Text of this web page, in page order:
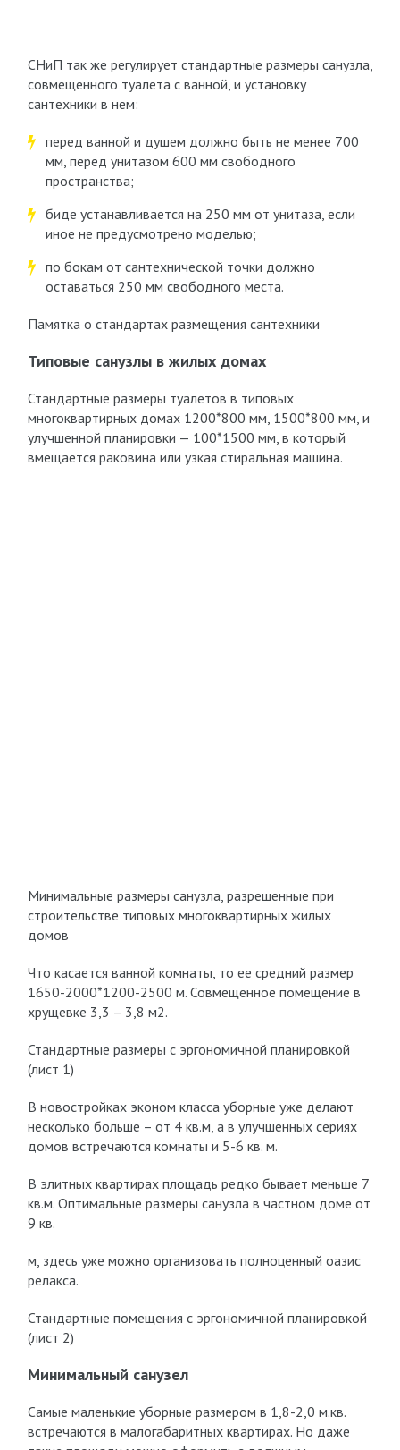
СНиП так же регулирует стандартные размеры санузла,
совмещенного туалета с ванной, и установку
сантехники в нем:
перед ванной и душем должно быть не менее 700
мм, перед унитазом 600 мм свободного
пространства;
биде устанавливается на 250 мм от унитаза, если
иное не предусмотрено моделью;
по бокам от сантехнической точки должно
оставаться 250 мм свободного места.
Памятка о стандартах размещения сантехники
Типовые санузлы в жилых домах
Стандартные размеры туалетов в типовых
многоквартирных домах 1200*800 мм, 1500*800 мм, и
улучшенной планировки — 100*1500 мм, в который
вмещается раковина или узкая стиральная машина.
Минимальные размеры санузла, разрешенные при
строительстве типовых многоквартирных жилых
домов
Что касается ванной комнаты, то ее средний размер
1650-2000*1200-2500 м. Совмещенное помещение в
хрущевке 3,3 – 3,8 м2.
Стандартные размеры с эргономичной планировкой
(лист 1)
В новостройках эконом класса уборные уже делают
несколько больше – от 4 кв.м, а в улучшенных сериях
домов встречаются комнаты и 5-6 кв. м.
В элитных квартирах площадь редко бывает меньше 7
кв.м. Оптимальные размеры санузла в частном доме от
9 кв.
м, здесь уже можно организовать полноценный оазис
релакса.
Стандартные помещения с эргономичной планировкой
(лист 2)
Минимальный санузел
Самые маленькие уборные размером в 1,8-2,0 м.кв.
встречаются в малогабаритных квартирах. Но даже